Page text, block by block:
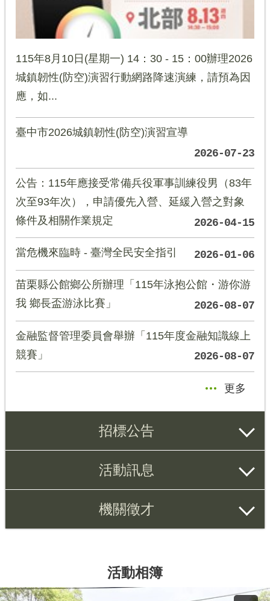
115年8月10日(星期一) 14：30 - 15：00辦理2026
城鎮韌性(防空)演習行動網路降速演練，請預為因
應，如...
臺中市2026城鎮韌性(防空)演習宣導
2026-07-23
公告：115年應接受常備兵役軍事訓練役男（83年
次至93年次），申請優先入營、延緩入營之對象
條件及相關作業規定
2026-04-15
當危機來臨時 - 臺灣全民安全指引 2026-01-06
苗栗縣公館鄉公所辦理「115年泳抱公館・游你游
我 鄉長盃游泳比賽」
2026-08-07
金融監督管理委員會舉辦「115年度金融知識線上
競賽」
2026-08-07
更多
招標公告
活動訊息
機關徵才
活動相簿